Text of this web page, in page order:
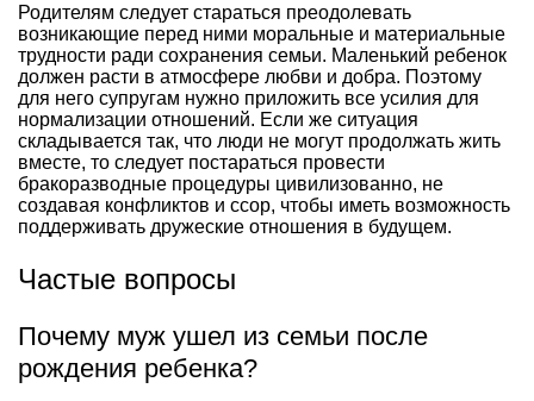
Родителям следует стараться преодолевать
возникающие перед ними моральные и материальные
трудности ради сохранения семьи. Маленький ребенок
должен расти в атмосфере любви и добра. Поэтому
для него супругам нужно приложить все усилия для
нормализации отношений. Если же ситуация
складывается так, что люди не могут продолжать жить
вместе, то следует постараться провести
бракоразводные процедуры цивилизованно, не
создавая конфликтов и ссор, чтобы иметь возможность
поддерживать дружеские отношения в будущем.
Частые вопросы
Почему муж ушел из семьи после
рождения ребенка?